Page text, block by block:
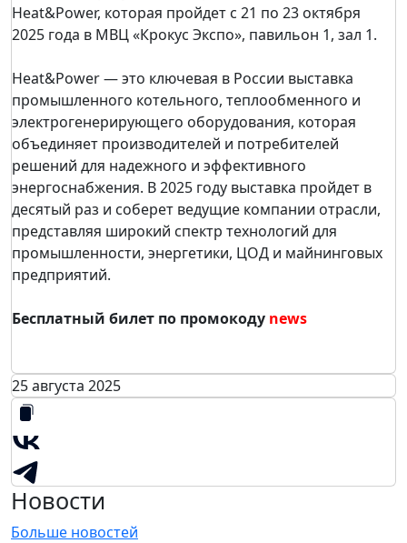
Heat&Power, которая пройдет с 21 по 23 октября
2025 года в МВЦ «Крокус Экспо», павильон 1, зал 1.
Heat&Power — это ключевая в России выставка
промышленного котельного, теплообменного и
электрогенерирующего оборудования, которая
объединяет производителей и потребителей
решений для надежного и эффективного
энергоснабжения. В 2025 году выставка пройдет в
десятый раз и соберет ведущие компании отрасли,
представляя широкий спектр технологий для
промышленности, энергетики, ЦОД и майнинговых
предприятий.
Бесплатный билет по промокоду news
25 августа 2025
Новости
Больше новостей